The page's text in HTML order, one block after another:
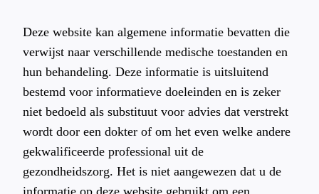
Deze website kan algemene informatie bevatten die
verwijst naar verschillende medische toestanden en
hun behandeling. Deze informatie is uitsluitend
bestemd voor informatieve doeleinden en is zeker
niet bedoeld als substituut voor advies dat verstrekt
wordt door een dokter of om het even welke andere
gekwalificeerde professional uit de
gezondheidszorg. Het is niet aangewezen dat u de
informatie op deze website gebruikt om een